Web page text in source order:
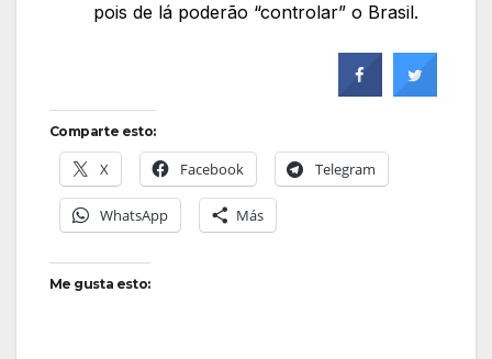
pois de lá poderão “controlar” o Brasil.
Comparte esto:
X Facebook Telegram
WhatsApp Más
Me gusta esto: